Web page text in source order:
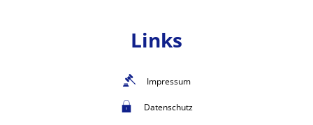
Links
Impressum
Datenschutz